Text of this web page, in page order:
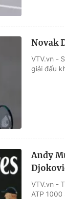
Novak
VTV.vn -
giải đấu
Andy
VTV.vn -
ATP 1000